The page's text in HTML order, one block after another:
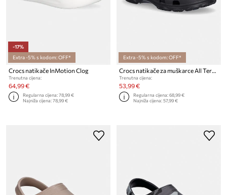
-17%
Extra -5% s kodom: OFF*
Crocs natikače InMotion Clog
Trenutna cijena:
64,99 €
Regularna cijena:78,99 €
Najniža cijena:78,99 €
Extra -5% s kodom: OFF*
Crocs natikače za muškarce All Terrain Clog
Trenutna cijena:
53,99 €
Regularna cijena:68,99 €
Najniža cijena:57,99 €